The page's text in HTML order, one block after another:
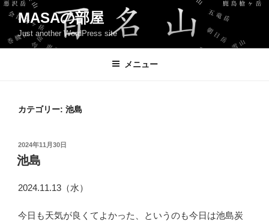
コ
ン
MASAの部屋
Just another WordPress site
メニュー
カテゴリー: 池島
投
稿
日:
2024年11月30日
池島
2024.11.13（水）
今日も天気が良くてよかった、というのも今日は池島炭